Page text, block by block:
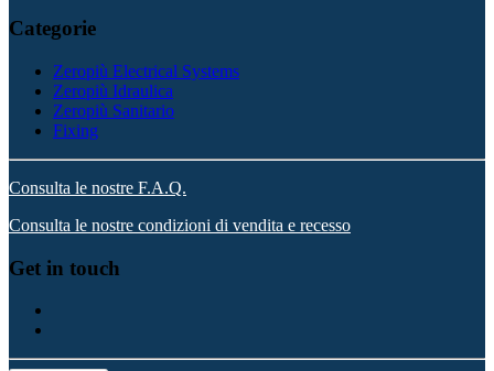
Categorie
Zeropiù Electrical Systems
Zeropiù Idraulica
Zeropiù Sanitario
Fixing
Consulta le nostre F.A.Q.
Consulta le nostre condizioni di vendita e recesso
Get in touch